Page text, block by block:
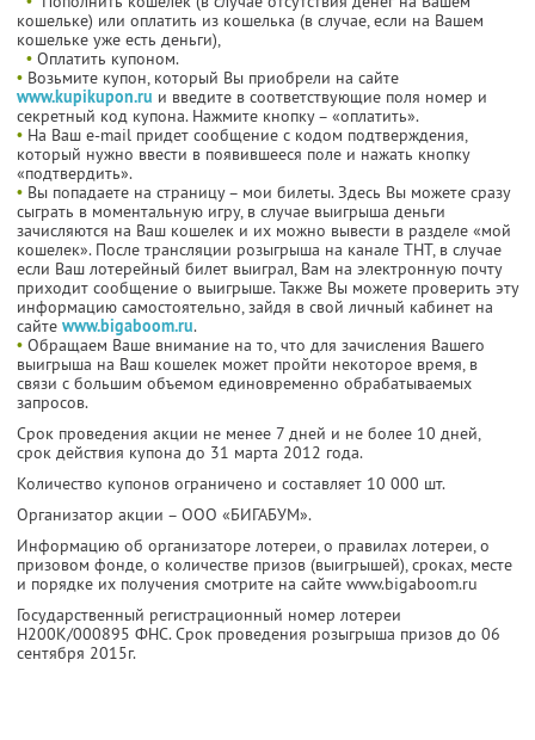
кошельке) или оплатить из кошелька (в случае, если на Вашем
кошельке уже есть деньги),
• Оплатить купоном.
• Возьмите купон, который Вы приобрели на сайте
www.kupikupon.ru и введите в соответствующие поля номер и
секретный код купона. Нажмите кнопку – «оплатить».
• На Ваш e-mail придет сообщение с кодом подтверждения,
который нужно ввести в появившееся поле и нажать кнопку
«подтвердить».
• Вы попадаете на страницу – мои билеты. Здесь Вы можете сразу
сыграть в моментальную игру, в случае выигрыша деньги
зачисляются на Ваш кошелек и их можно вывести в разделе «мой
кошелек». После трансляции розыгрыша на канале ТНТ, в случае
если Ваш лотерейный билет выиграл, Вам на электронную почту
приходит сообщение о выигрыше. Также Вы можете проверить эту
информацию самостоятельно, зайдя в свой личный кабинет на
сайте www.bigaboom.ru.
• Обращаем Ваше внимание на то, что для зачисления Вашего
выигрыша на Ваш кошелек может пройти некоторое время, в
связи с большим объемом единовременно обрабатываемых
запросов.
Срок проведения акции не менее 7 дней и не более 10 дней,
срок действия купона до 31 марта 2012 года.
Количество купонов ограничено и составляет 10 000 шт.
Организатор акции – ООО «БИГАБУМ».
Информацию об организаторе лотереи, о правилах лотереи, о
призовом фонде, о количестве призов (выигрышей), сроках, месте
и порядке их получения смотрите на сайте www.bigaboom.ru
Государственный регистрационный номер лотереи
Н200К/000895 ФНС. Срок проведения розыгрыша призов до 06
сентября 2015г.